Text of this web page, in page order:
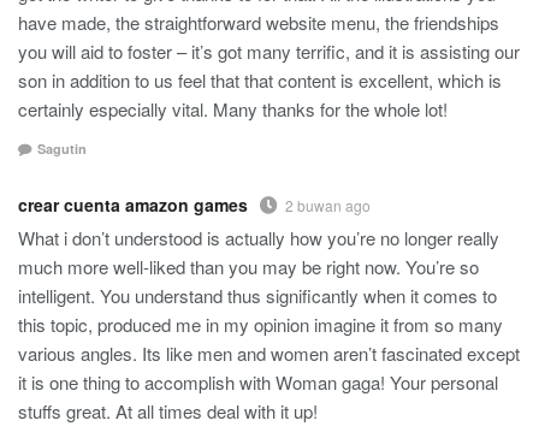
have made, the straightforward website menu, the friendships
you will aid to foster – it’s got many terrific, and it is assisting our
son in addition to us feel that that content is excellent, which is
certainly especially vital. Many thanks for the whole lot!
Sagutin
crear cuenta amazon games 2 buwan ago
What i don’t understood is actually how you’re no longer really
much more well-liked than you may be right now. You’re so
intelligent. You understand thus significantly when it comes to
this topic, produced me in my opinion imagine it from so many
various angles. Its like men and women aren’t fascinated except
it is one thing to accomplish with Woman gaga! Your personal
stuffs great. At all times deal with it up!